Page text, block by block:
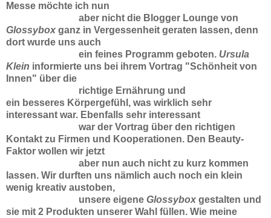
Messe möchte ich nun
aber nicht die Blogger Lounge von
Glossybox ganz in Vergessenheit geraten lassen, denn
dort wurde uns auch
ein feines Programm geboten. Ursula
Klein informierte uns bei ihrem Vortrag "Schönheit von
Innen" über die
richtige Ernährung und
ein besseres Körpergefühl, was wirklich sehr
interessant war. Ebenfalls sehr interessant
war der Vortrag über den richtigen
Kontakt zu Firmen und Kooperationen. Den Beauty-
Faktor wollen wir jetzt
aber nun auch nicht zu kurz kommen
lassen. Wir durften uns nämlich auch noch ein klein
wenig kreativ austoben,
unsere eigene Glossybox gestalten und
sie mit 2 Produkten unserer Wahl füllen. Wie meine